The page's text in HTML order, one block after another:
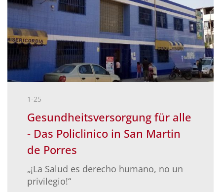
1-25
Gesundheitsversorgung für alle
- Das Policlinico in San Martin
de Porres
„¡La Salud es derecho humano, no un
privilegio!“